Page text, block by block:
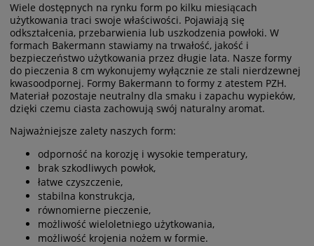
Wiele dostępnych na rynku form po kilku miesiącach
użytkowania traci swoje właściwości. Pojawiają się
odkształcenia, przebarwienia lub uszkodzenia powłoki. W
formach Bakermann stawiamy na trwałość, jakość i
bezpieczeństwo użytkowania przez długie lata. Nasze formy
do pieczenia 8 cm wykonujemy wyłącznie ze stali nierdzewnej
kwasoodpornej. Formy Bakermann to formy z atestem PZH.
Materiał pozostaje neutralny dla smaku i zapachu wypieków,
dzięki czemu ciasta zachowują swój naturalny aromat.
Najważniejsze zalety naszych form:
odporność na korozję i wysokie temperatury,
brak szkodliwych powłok,
łatwe czyszczenie,
stabilna konstrukcja,
równomierne pieczenie,
możliwość wieloletniego użytkowania,
możliwość krojenia nożem w formie.